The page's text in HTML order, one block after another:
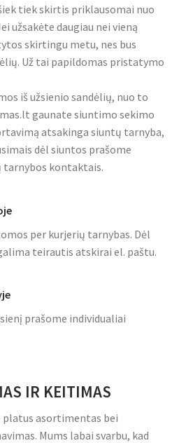
tiek skirtis priklausomai nuo
užsakėte daugiau nei vieną
skirtingu metu, nes bus
Už tai papildomas pristatymo
iš užsienio sandėlių, nuo to
gaunate siuntimo sekimo
atsakinga siuntų tarnyba,
dėl siuntos prašome
kontaktais.
per kurjerių tarnybas. Dėl
teirautis atskirai el. paštu.
prašome individualiai
IR KEITIMAS
platus asortimentas bei
Mums labai svarbu, kad